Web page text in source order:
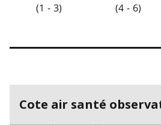
(1 - 3)
(4 - 6)
Cote air santé